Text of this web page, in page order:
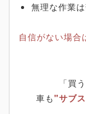
無理な作業
自信がない場合
「買
車も"サブ